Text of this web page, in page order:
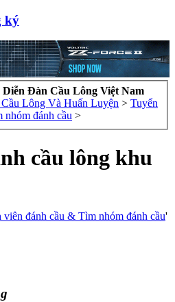
ký
Đàn Cầu Lông Việt Nam
Cầu Lông Và Huấn Luyện > Tuyển
nhóm đánh cầu >
cầu lông khu
viên đánh cầu & Tìm nhóm đánh cầu'